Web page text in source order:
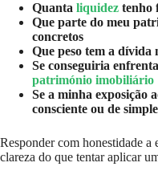
Quanta liquidez tenho
Que parte do meu
concretos
Que peso tem a
Se conseguiria
património imobiliário
Se a minha exposição
consciente ou de
Responder com honestidade a
clareza do que tentar aplicar